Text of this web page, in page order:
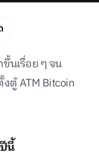
นเรื่อย ๆ จน
ตู้ ATM Bitcoin
นี้